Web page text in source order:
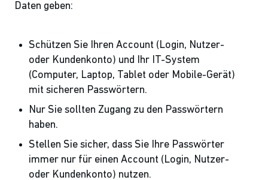
Daten geben:
Schützen Sie Ihren Account (Login, Nutzer-
oder Kundenkonto) und Ihr IT-System
(Computer, Laptop, Tablet oder Mobile-Gerät)
mit sicheren Passwörtern.
Nur Sie sollten Zugang zu den Passwörtern
haben.
Stellen Sie sicher, dass Sie Ihre Passwörter
immer nur für einen Account (Login, Nutzer-
oder Kundenkonto) nutzen.